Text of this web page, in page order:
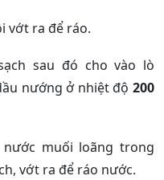
vớt ra để ráo.
sau đó cho vào lò
nướng ở nhiệt độ 200
muối loãng trong
vớt ra để ráo nước.